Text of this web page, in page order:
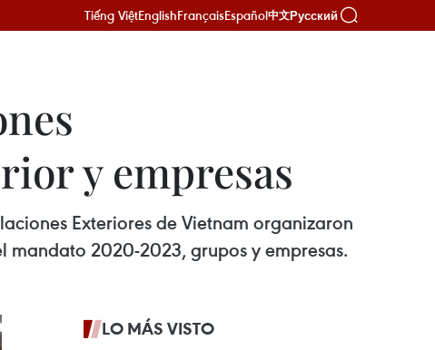
Tiếng ViệtEnglishFrançaisEspañol中文Русский
y empresas
Exteriores de Vietnam organizaron
mandato 2020-2023, grupos y empresas.
LO MÁS VISTO